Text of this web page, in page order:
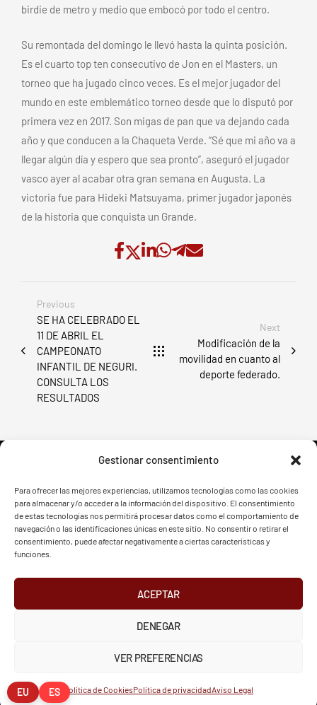
Gestionar consentimiento
Para ofrecer las mejores experiencias, utilizamos tecnologías como las cookies
para almacenar y/o acceder a la información del dispositivo. El consentimiento
de estas tecnologías nos permitirá procesar datos como el comportamiento de
navegación o las identificaciones únicas en este sitio. No consentir o retirar el
consentimiento, puede afectar negativamente a ciertas características y
funciones.
ACEPTAR
DENEGAR
VER PREFERENCIAS
Política de CookiesPolítica de privacidadAviso Legal
birdie de metro y medio que embocó por todo el centro.
Su remontada del domingo le llevó hasta la quinta posición.
Es el cuarto top ten consecutivo de Jon en el Masters, un
torneo que ha jugado cinco veces. Es el mejor jugador del
mundo en este emblemático torneo desde que lo disputó por
primera vez en 2017. Son migas de pan que va dejando cada
año y que conducen a la Chaqueta Verde. “Sé que mi año va a
llegar algún día y espero que sea pronto”, aseguró el jugador
vasco ayer al acabar otra gran semana en Augusta. La
victoria fue para Hideki Matsuyama, primer jugador japonés
de la historia que conquista un Grande.
Previous
SE HA CELEBRADO EL
11 DE ABRIL EL
CAMPEONATO
INFANTIL DE NEGURI.
CONSULTA LOS
RESULTADOS
Next
Modificación de la
movilidad en cuanto al
deporte federado.
FVG - BGF FVG - BGF
Política de Privacidad Aviso Legal
EU ES